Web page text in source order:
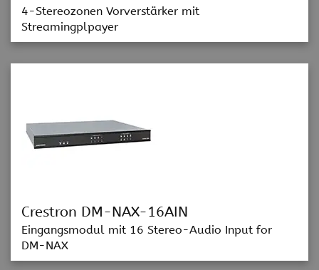
4-Stereozonen Vorverstärker mit
Streamingplpayer
Crestron DM-NAX-16AIN
Eingangsmodul mit 16 Stereo-Audio Input for
DM-NAX